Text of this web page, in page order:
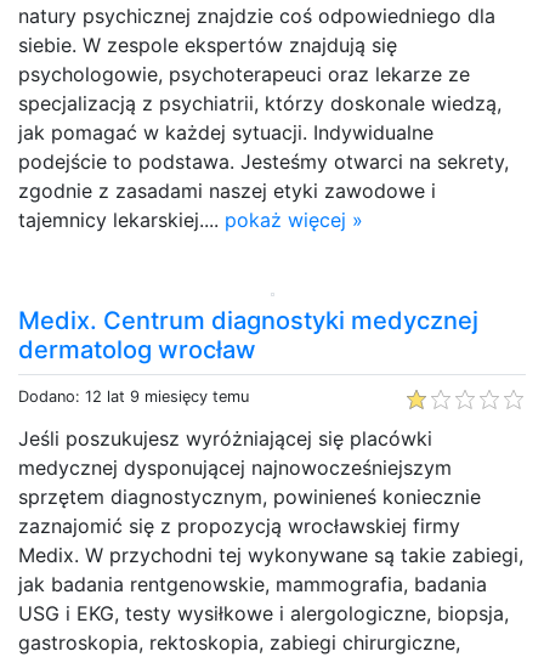
natury psychicznej znajdzie coś odpowiedniego dla
siebie. W zespole ekspertów znajdują się
psychologowie, psychoterapeuci oraz lekarze ze
specjalizacją z psychiatrii, którzy doskonale wiedzą,
jak pomagać w każdej sytuacji. Indywidualne
podejście to podstawa. Jesteśmy otwarci na sekrety,
zgodnie z zasadami naszej etyki zawodowe i
tajemnicy lekarskiej.... pokaż więcej »
Medix. Centrum diagnostyki medycznej
dermatolog wrocław
Dodano: 12 lat 9 miesięcy temu
Jeśli poszukujesz wyróżniającej się placówki
medycznej dysponującej najnowocześniejszym
sprzętem diagnostycznym, powinieneś koniecznie
zaznajomić się z propozycją wrocławskiej firmy
Medix. W przychodni tej wykonywane są takie zabiegi,
jak badania rentgenowskie, mammografia, badania
USG i EKG, testy wysiłkowe i alergologiczne, biopsja,
gastroskopia, rektoskopia, zabiegi chirurgiczne,